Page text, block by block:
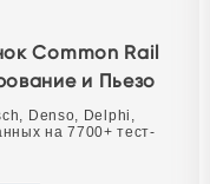
Common Rail
и Пьезо
Denso, Delphi,
на 7700+ тест-